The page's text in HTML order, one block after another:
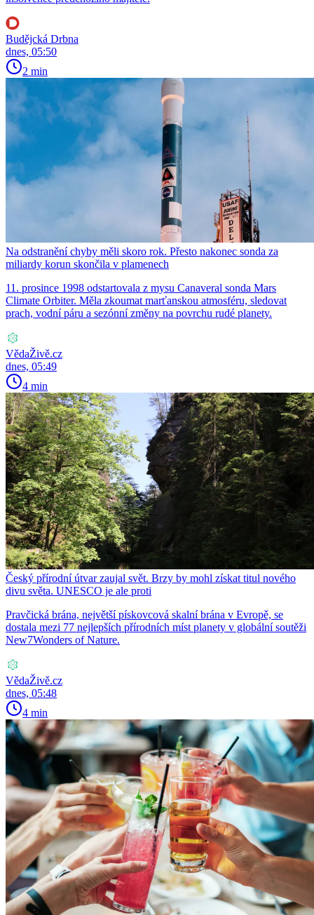
Budějcká Drbna
dnes, 05:50
2 min
Na odstranění chyby měli skoro rok. Přesto nakonec sonda za
miliardy korun skončila v plamenech
11. prosince 1998 odstartovala z mysu Canaveral sonda Mars
Climate Orbiter. Měla zkoumat marťanskou atmosféru, sledovat
prach, vodní páru a sezónní změny na povrchu rudé planety.
VědaŽivě.cz
dnes, 05:49
4 min
Český přírodní útvar zaujal svět. Brzy by mohl získat titul nového
divu světa. UNESCO je ale proti
Pravčická brána, největší pískovcová skalní brána v Evropě, se
dostala mezi 77 nejlepších přírodních míst planety v globální soutěži
New7Wonders of Nature.
VědaŽivě.cz
dnes, 05:48
4 min